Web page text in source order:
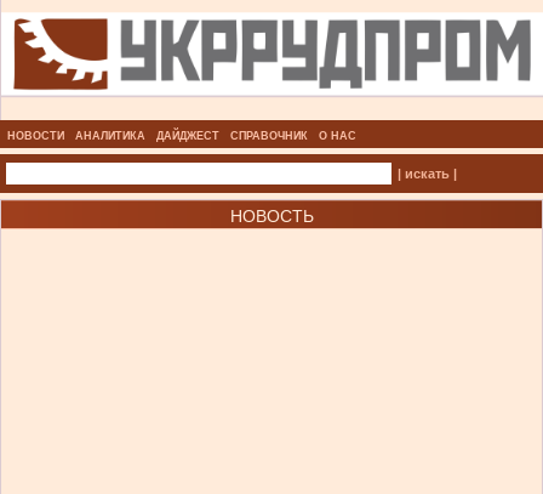
НОВОСТИ АНАЛИТИКА ДАЙДЖЕСТ СПРАВОЧНИК О НАС
| искать |
НОВОСТЬ